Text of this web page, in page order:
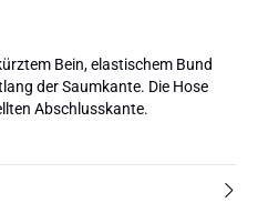
Bein, elastischem Bund
der Saumkante. Die Hose
Abschlusskante.